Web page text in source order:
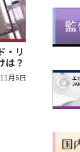
・リ
は？
月6日